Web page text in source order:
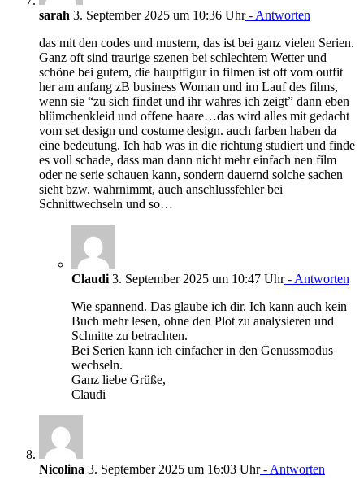
sarah 3. September 2025 um 10:36 Uhr- Antworten
das mit den codes und mustern, das ist bei ganz vielen Serien.
Ganz oft sind traurige szenen bei schlechtem Wetter und
schöne bei gutem, die hauptfigur in filmen ist oft vom outfit
her am anfang zB business Woman und im Lauf des films,
wenn sie “zu sich findet und ihr wahres ich zeigt” dann eben
blümchenkleid und offene haare…das wird alles mit gedacht
vom set design und costume design. auch farben haben da
eine bedeutung. Ich hab was in die richtung studiert und finde
es voll schade, dass man dann nicht mehr einfach nen film
oder ne serie schauen kann, sondern dauernd solche sachen
sieht bzw. wahrnimmt, auch anschlussfehler bei
Schnittwechseln und so…
Claudi3. September 2025 um 10:47 Uhr- Antworten
Wie spannend. Das glaube ich dir. Ich kann auch kein
Buch mehr lesen, ohne den Plot zu analysieren und
Schnitte zu betrachten.
Bei Serien kann ich einfacher in den Genussmodus
wechseln.
Ganz liebe Grüße,
Claudi
Nicolina 3. September 2025 um 16:03 Uhr- Antworten